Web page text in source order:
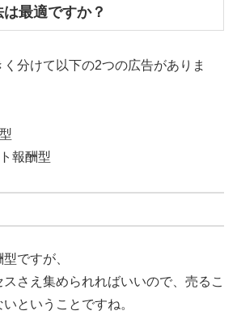
最適ですか？
分けて以下の2つの広告がありま
報酬型
ですが、
スさえ集められればいいので、売るこ
ということですね。